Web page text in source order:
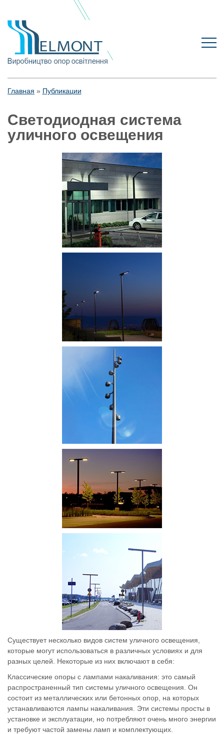
Главная Публикации
Светодиодная система
уличного освещения
Существует несколько видов систем уличного освещения,
которые могут использоваться в различных условиях и для
разных целей. Некоторые из них включают в себя:
Классические опоры с лампами накаливания: это самый
распространенный тип системы уличного освещения. Он
состоит из металлических или бетонных опор, на которых
устанавливаются лампы накаливания. Эти системы просты в
установке и эксплуатации, но потребляют очень много энергии
и требуют частой замены ламп и комплектующих.